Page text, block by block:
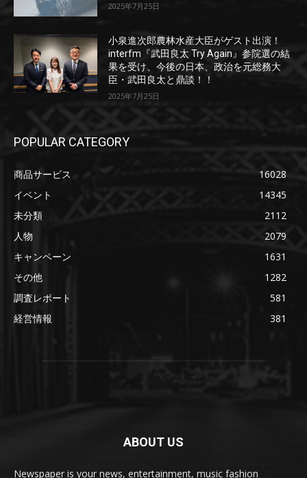
2025年7月25日
小泉進次郎農林水産大臣がゲスト出演！
interfm『武田良太 Try Again』参院選の結
果を受け、今後の日本、政治を元総務大
臣・武田良太と鼎談！！
2025年7月25日
POPULAR CATEGORY
商品サービス
16028
イベント
14345
未分類
2112
人物
2079
キャンペーン
1631
その他
1282
調査レポート
581
経営情報
381
ABOUT US
Newspaper is your news, entertainment, music fashion